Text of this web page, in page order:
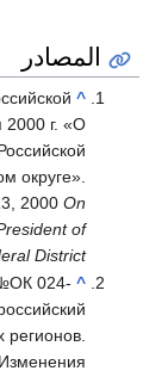
المصادر
Российской
мая 2000 г. «О
Российской
округе».
May 13, 2000
the President of
a Federal District
№ОК 024-
регионов.
ред. Изменения